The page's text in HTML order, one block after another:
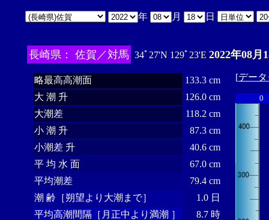
年 月 日
長崎県： 佐賀／対馬 34ﾟ27'N 129ﾟ23'E 2022年08月
略最高高潮面
133.3 cm
大 潮 升
126.0 cm
大潮差
118.2 cm
小 潮 升
87.3 cm
小潮差 升
40.6 cm
平 均 水 面
67.0 cm
平均潮差
79.4 cm
潮 齢［朔望より大潮まで］
1.0 日
平均高潮間隔［月正中より満潮 ］
8.7 時
[デー
0